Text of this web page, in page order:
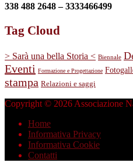
338 488 2648 – 3333466499
Tag Cloud
> Sarà una bella Storia < Biennale
Eventi Formazione e Progettazione
stampa Relazioni e saggi
Copyright © 2026 Associazione
Home
Informativa Privacy
Informativa Cookie
Contatti